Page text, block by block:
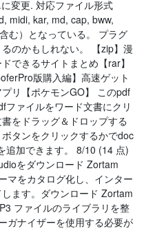
変更. 対応ファイル形式
midi, kar, md, cap, bww,
む）となっている。 プラグ
のかもしれない。 【zip】漫
できるサイトまとめ【rar】
版購入編】高速ゲット
リ【ポケモンGO】 このpdf
ファイルをワード文書にクリ
をドラッグ＆ドロップする
タンをクリックするかでdoc
追加できます。 8/10 (14 点)
をダウンロード Zortam
マをカタログ化し、インター
ます。ダウンロード Zortam
ファイルのライブラリを整
ガナイザーを使用する必要が